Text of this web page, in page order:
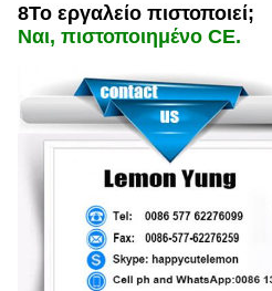
8Το εργαλείο πιστοποιεί;
Ναι, πιστοποιημένο CE.